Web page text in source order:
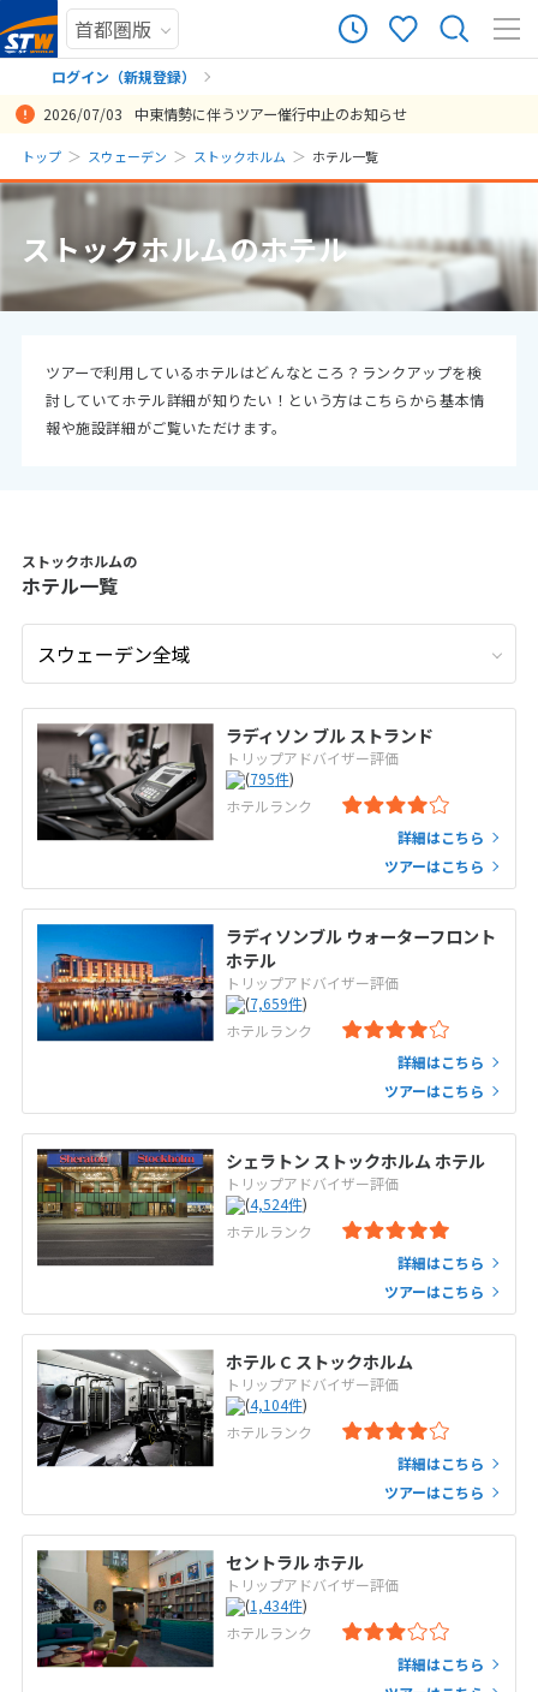
ログイン（新規登録）
まだ履歴がありません
まだ登録がありません
2026/07/03 中東情勢に伴うツアー催行中止のお知らせ
トップ スウェーデン ストックホルム ホテル一覧
ストックホルムのホテル
ツアーで利用しているホテルはどんなところ？ランクアップを検
討していてホテル詳細が知りたい！という方はこちらから基本情
報や施設詳細がご覧いただけます。
ストックホルムの
ホテル一覧
ラディソン ブル ストランド
トリップアドバイザー評価
(795件)
ホテルランク
詳細はこちら
ツアーはこちら
ラディソンブル ウォーターフロント
ホテル
トリップアドバイザー評価
(7,659件)
ホテルランク
詳細はこちら
ツアーはこちら
シェラトン ストックホルム ホテル
トリップアドバイザー評価
(4,524件)
ホテルランク
詳細はこちら
ツアーはこちら
ホテル C ストックホルム
トリップアドバイザー評価
(4,104件)
ホテルランク
詳細はこちら
ツアーはこちら
セントラル ホテル
トリップアドバイザー評価
(1,434件)
ホテルランク
詳細はこちら